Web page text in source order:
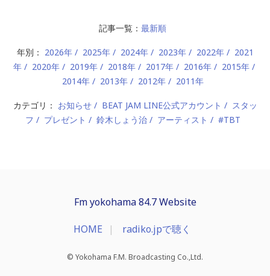
記事一覧： 最新順
年別： 2026年 2025年 2024年 2023年 2022年
2021
年
2020年 2019年 2018年 2017年 2016年
2015年
2014年
2013年 2012年 2011年
カテゴリ： お知らせ BEAT JAM LINE公式アカウント
スタッ
フ
プレゼント 鈴木しょう治 アーティスト #TBT
Fm yokohama 84.7 Website
HOME radiko.jpで聴く
© Yokohama F.M. Broadcasting Co.,Ltd.